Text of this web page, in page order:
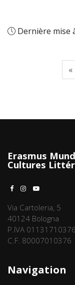
Dernière mise
«
Erasmus
Cultures
Via Cartoleria, 5
40124 Bologna
P.IVA 01131710376
C.F. 80007010376
Navigation